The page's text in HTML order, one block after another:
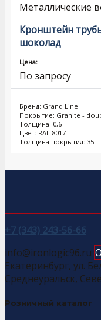
Металлические
Кронштейн
шоколад
Цена:
По запросу
Бренд: Grand Line
Покрытие: Granite -
Толщина: 0,6
Цвет: RAL 8017
Толщина покрытия: 35
+7 (343) 243-56-66
info@ironlogic96.ru
Екатеринбург, ул.
Среднеуральск,
Розничный каталог